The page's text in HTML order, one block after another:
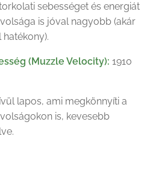
sebességet és energiát
is jóval nagyobb (akár
(Muzzle Velocity): 1910
lapos, ami megkönnyíti a
is, kevesebb